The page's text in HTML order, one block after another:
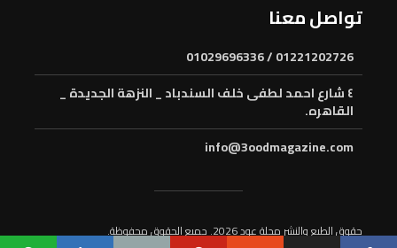
تواصل معنا
01221202726 / 01029696336
٤ شارع احمد لطفى خلف السندباد _ النزهة الجديدة _
القاهره.
info@3oodmagazine.com
حقوق الطبع والنشر مجلة عود 2026. جميع الحقوق محفوظة.